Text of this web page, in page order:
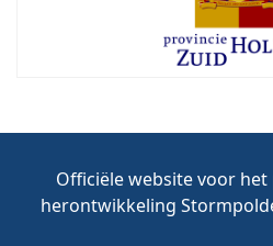
Officiële website voor
herontwikkeling